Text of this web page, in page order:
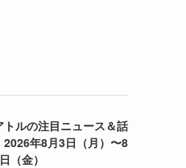
トルの注目ニュース＆話
2026年8月3日（月）〜8
（金）